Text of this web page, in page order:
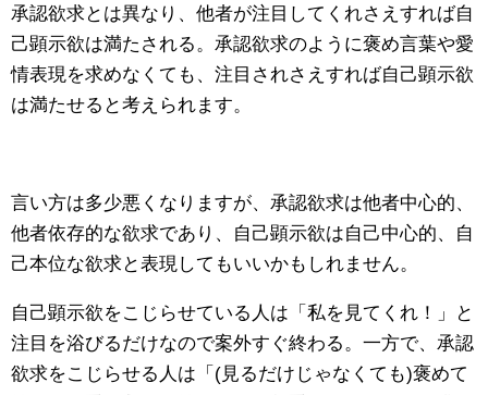
承認欲求とは異なり、他者が注目してくれさえすれば自
己顕示欲は満たされる。承認欲求のように褒め言葉や愛
情表現を求めなくても、注目されさえすれば自己顕示欲
は満たせると考えられます。
言い方は多少悪くなりますが、承認欲求は他者中心的、
他者依存的な欲求であり、自己顕示欲は自己中心的、自
己本位な欲求と表現してもいいかもしれません。
自己顕示欲をこじらせている人は「私を見てくれ！」と
注目を浴びるだけなので案外すぐ終わる。一方で、承認
欲求をこじらせる人は「(見るだけじゃなくても)褒めて